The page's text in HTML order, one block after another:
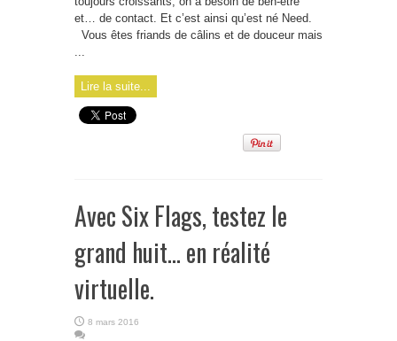
et… de contact. Et c’est ainsi qu’est né Need.
Vous êtes friands de câlins et de douceur mais
...
Lire la suite...
Avec Six Flags, testez le
grand huit… en réalité
virtuelle.
8 mars 2016